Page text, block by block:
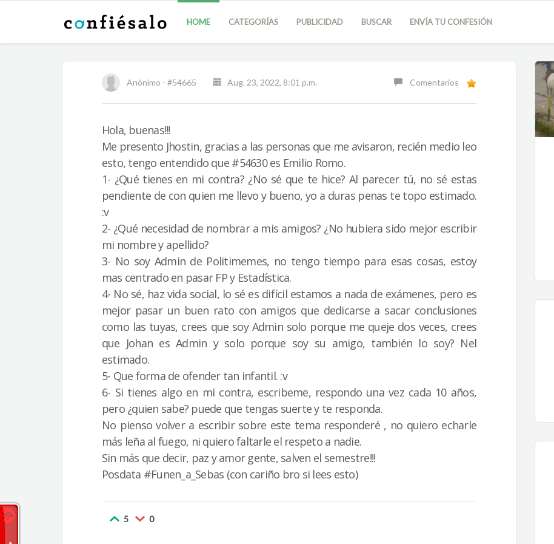
HOME CATEGORÍAS PUBLICIDAD BUSCAR ENVÍA TU CONFESIÓN
Anónimo - #54665 Aug. 23, 2022, 8:01 p.m. Comentarios
Hola, buenas!!!
Me presento Jhostin, gracias a las personas que me avisaron, recién medio leo
esto, tengo entendido que #54630 es Emilio Romo.
1- ¿Qué tienes en mi contra? ¿No sé que te hice? Al parecer tú, no sé estas
pendiente de con quien me llevo y bueno, yo a duras penas te topo estimado.
:v
2- ¿Qué necesidad de nombrar a mis amigos? ¿No hubiera sido mejor escribir
mi nombre y apellido?
3- No soy Admin de Politimemes, no tengo tiempo para esas cosas, estoy
mas centrado en pasar FP y Estadística.
4- No sé, haz vida social, lo sé es difícil estamos a nada de exámenes, pero es
mejor pasar un buen rato con amigos que dedicarse a sacar conclusiones
como las tuyas, crees que soy Admin solo porque me queje dos veces, crees
que Johan es Admin y solo porque soy su amigo, también lo soy? Nel
estimado.
5- Que forma de ofender tan infantil. :v
6- Si tienes algo en mi contra, escribeme, respondo una vez cada 10 años,
pero ¿quien sabe? puede que tengas suerte y te responda.
No pienso volver a escribir sobre este tema responderé , no quiero echarle
más leña al fuego, ni quiero faltarle el respeto a nadie.
Sin más que decir, paz y amor gente, salven el semestre!!!
Posdata #Funen_a_Sebas (con cariño bro si lees esto)
5 0